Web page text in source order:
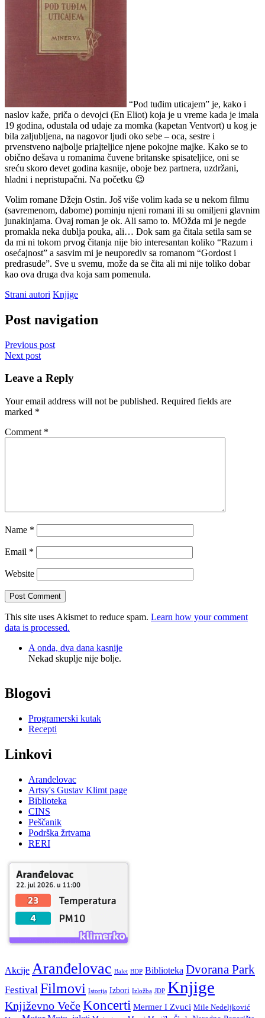
“Pod tuđim uticajem” je, kako i
naslov kaže, priča o devojci (En Eliot) koja je u vreme kada je imala
19 godina, odustala od udaje za momka (kapetan Ventvort) u kog je
bila zaljubljena, na nagovor ljudi oko sebe – oca, sestre i
prvenstveno najbolje priajteljice njene pokojne majke. Kako se to
obično dešava u romanima čuvene britanske spisateljice, oni se
sreću skoro devet godina kasnije, oboje bez partnera, uzdržani,
hladni i nepristupačni. Na početku 😉
Volim romane Džejn Ostin. Još više volim kada se u nekom filmu
(savremenom, dabome) pominju njeni romani ili su omiljeni glavnim
junakinjama. Ovaj roman je ok. Ali samo to. MOžda mi je negde
promakla neka dublja pouka, ali… Dok sam ga čitala setila sam se
da mi ni tokom prvog čitanja nije bio interesantan koliko “Razum i
osećajnost” a sasvim mi je neuporediv sa romanom “Gordost i
predrasude”. Sve u svemu, može da se čita ali mi nije toliko dobar
kao ova druga dva koja sam pomenula.
Strani autori Knjige
Post navigation
Previous post
Next post
Leave a Reply
Your email address will not be published. Required fields are
marked *
Comment *
Name *
Email *
Website
This site uses Akismet to reduce spam. Learn how your comment
data is processed.
A onda, dva dana kasnije
Nekad skuplje nije bolje.
Blogovi
Programerski kutak
Recepti
Linkovi
Aranđelovac
Artsy's Gustav Klimt page
Biblioteka
CINS
Peščanik
Podrška žrtvama
RERI
Akcije Aranđelovac Balet BDP Biblioteka Dvorana Park
Festival Filmovi Istorija Izbori Izložba JDP Knjige
Književno VečeKoncerti Mermer I Zvuci Mile Nedeljković